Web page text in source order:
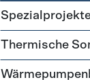
Förderprogramme
Thermische